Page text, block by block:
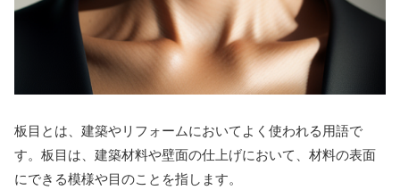
板目とは、建築やリフォームにおいてよく使われる用語で
す。板目は、建築材料や壁面の仕上げにおいて、材料の表面
にできる模様や目のことを指します。